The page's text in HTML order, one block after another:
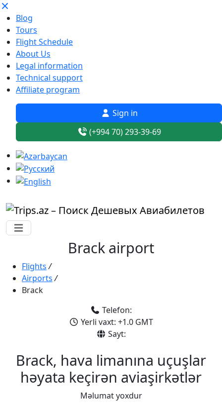
Blog
Tours
Flight Schedule
About Us
Legal information
Technical support
Affiliate program
Sign in
(+994 70) 293-39-69
Brack airport
Flights /
Airports /
Brack
Telefon:
Yerli vaxt: +1.0 GMT
Sayt:
Brack, hava limanına uçuşlar
həyata keçirən aviaşirkətlər
Məlumat yoxdur